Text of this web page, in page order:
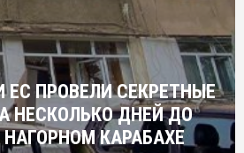
ЕС ПРОВЕЛИ СЕКРЕТНЫЕ
НЕСКОЛЬКО ДНЕЙ ДО
КАРАБАХЕ